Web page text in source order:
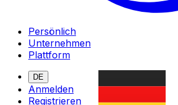
Persönlich
Unternehmen
Plattform
DE
Anmelden
Registrieren